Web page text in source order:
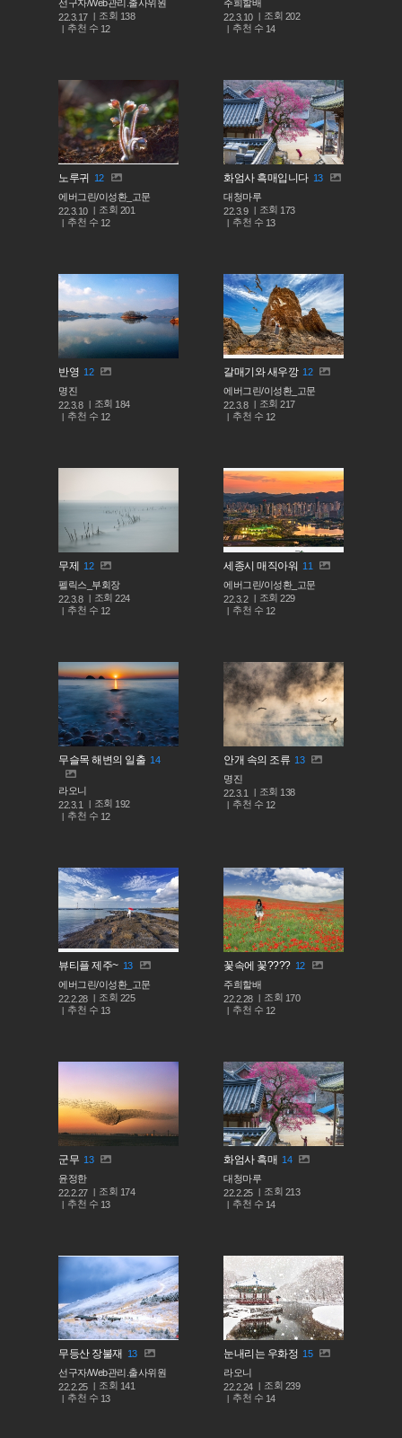
선구자/Web관리.출사위원
22.3.17
조회 138
추천 수 12
주희할배
22.3.10
조회 202
추천 수 14
노루귀 12
에버그린/이성환_고문
22.3.10
조회 201
추천 수 12
화엄사 흑매입니다 13
대청마루
22.3.9
조회 173
추천 수 13
반영 12
명진
22.3.8
조회 184
추천 수 12
갈매기와 새우깡 12
에버그린/이성환_고문
22.3.8
조회217
추천 수 12
무제 12
펠릭스_부회장
22.3.8
조회224
추천 수 12
세종시 매직아워 11
에버그린/이성환_고문
22.3.2
조회229
추천 수 12
무슬목 해변의 일출 14
라오니
22.3.1
조회 192
추천 수 12
안개 속의 조류 13
명진
22.3.1
조회 138
추천 수 12
뷰티플 제주~ 13
에버그린/이성환_고문
22.2.28
조회 225
추천 수 13
꽃속에 꽃???? 12
주희할배
22.2.28
조회 170
추천 수 12
군무 13
윤정한
22.2.27
조회 174
추천 수 13
화엄사 흑매 14
대청마루
22.2.25
조회 213
추천 수 14
무등산 장불재 13
선구자/Web관리.출사위원
22.2.25
조회 141
추천 수 13
눈내리는 우화정 15
라오니
22.2.24
조회 239
추천 수 14